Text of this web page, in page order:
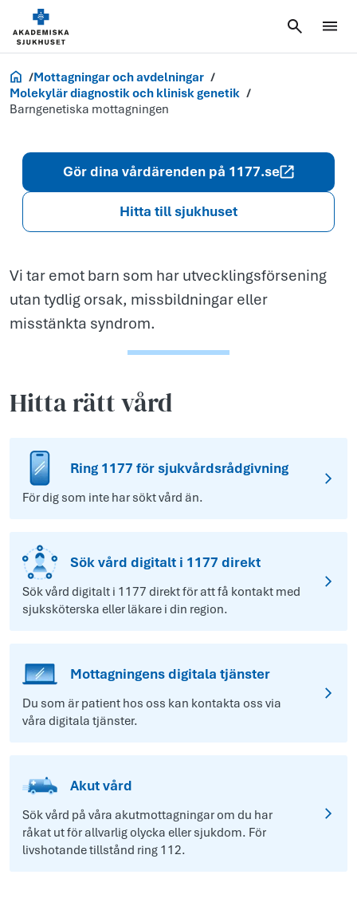
Akademiska.se
Mottagningar och avdelningar
Molekylär diagnostik och klinisk genetik
Barngenetiska mottagningen
Gör dina vårdärenden på 1177.se
Hitta till sjukhuset
Vi tar emot barn som har utvecklingsförsening
utan tydlig orsak, missbildningar eller
misstänkta syndrom.
Hitta rätt vård
Ring 1177 för sjukvårdsrådgivning
För dig som inte har sökt vård än.
Sök vård digitalt i 1177 direkt
Sök vård digitalt i 1177 direkt för att få kontakt med
sjuksköterska eller läkare i din region.
Mottagningens digitala tjänster
Du som är patient hos oss kan kontakta oss via
våra digitala tjänster.
Akut vård
Sök vård på våra akutmottagningar om du har
råkat ut för allvarlig olycka eller sjukdom. För
livshotande tillstånd ring 112.